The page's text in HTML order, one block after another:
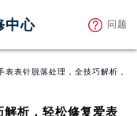
中心 问题
表表针脱落处理，全技巧解析，
析，轻松修复爱表